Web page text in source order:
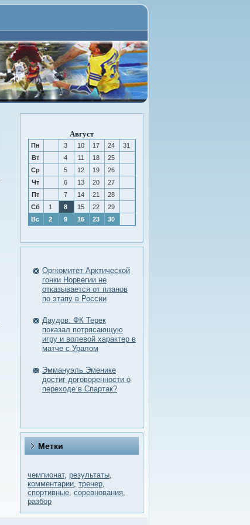
Август
Пн 3 10 17 24
31
Вт
4 11 18
25
Ср
5 12 19
26
Чт
6 13 20
27
Пт
7 14 21
28
Сб
1 8 15 22
29
Вс
2 9 16 23 30
Оргкомитет Арктической
гонки Норвегии не
отказывается от планов
по этапу в России
Даудов: ФК Терек
показал потрясающую
игру и волевой характер в
матче с Уралом
Эммануэль Эменике
достиг договоренности о
переходе в Спартак?
Метки
чемпионат, результаты,
комментарии, тренер,
спортивные, соревнования,
разбор